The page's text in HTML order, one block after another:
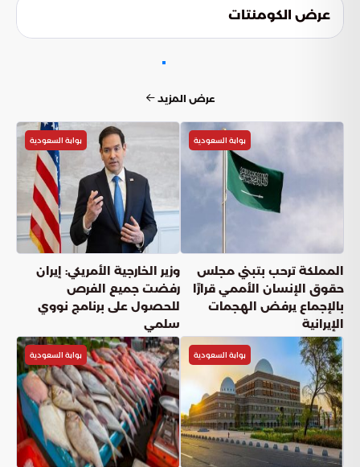
ملزمة تضمن عدم الاعتداء مستقبلاً. وثالثاً، الالتزام الصارم
عرض الكومنتات
عرض المزيد
بوابة السعودية
المملكة ترحب بتبني مجلس
حقوق الإنسان الأممي قرارًا
بالإجماع يرفض الهجمات
الإيرانية
بوابة السعودية
وزير الخارجية الأمريكي: إيران
رفضت جميع الفرص
للحصول على برنامج نووي
سلمي
بوابة السعودية بوابة السعودية